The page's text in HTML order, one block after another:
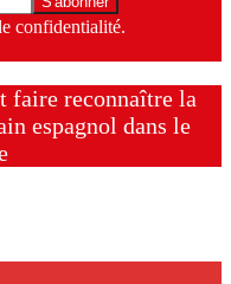
confidentialité.
faire reconnaître la
espagnol dans le